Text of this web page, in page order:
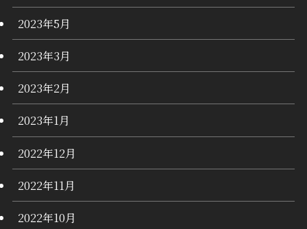
2023年5月
2023年3月
2023年2月
2023年1月
2022年12月
2022年11月
2022年10月